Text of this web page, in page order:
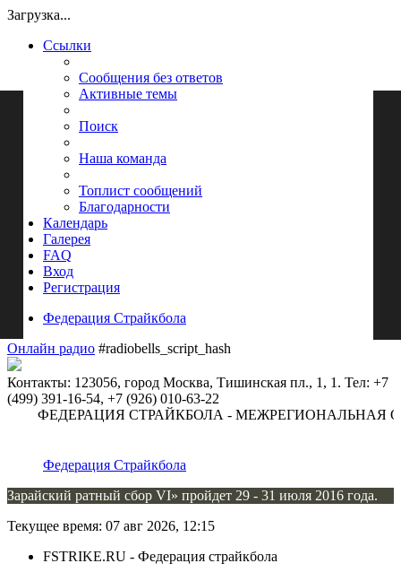
Загрузка...
Ссылки
Сообщения без ответов
Активные темы
Поиск
Наша команда
Топлист сообщений
Благодарности
Календарь
Галерея
FAQ
Вход
Регистрация
Федерация Страйкбола
Онлайн радио #radiobells_script_hash
Контакты: 123056, город Москва, Тишинская пл., 1, 1. Тел: +7
(499) 391-16-54, +7 (926) 010-63-22
ФЕДЕРАЦИЯ СТРАЙКБОЛА - МЕЖРЕГИОНАЛЬНАЯ
Федерация Страйкбола
Зарайский ратный сбор VI» пройдет 29 - 31 июля 2016 года.
Текущее время: 07 авг 2026, 12:15
FSTRIKE.RU - Федерация страйкбола